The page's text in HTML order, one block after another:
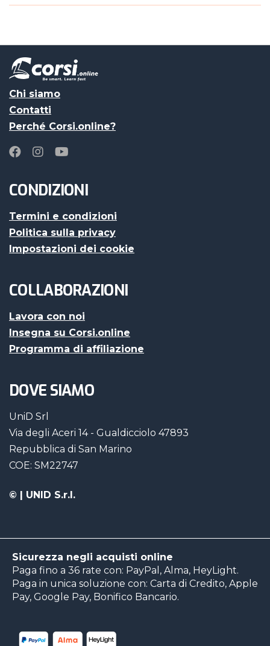
Chi siamo
Contatti
Perché Corsi.online?
CONDIZIONI
Termini e condizioni
Politica sulla privacy
Impostazioni dei cookie
COLLABORAZIONI
Lavora con noi
Insegna su Corsi.online
Programma di affiliazione
DOVE SIAMO
UniD Srl
Via degli Aceri 14 - Gualdicciolo 47893
Repubblica di San Marino
COE: SM22747
© | UNID S.r.l.
Sicurezza negli acquisti online
Paga fino a 36 rate con: PayPal, Alma, HeyLight.
Paga in unica soluzione con: Carta di Credito, Apple
Pay, Google Pay, Bonifico Bancario.